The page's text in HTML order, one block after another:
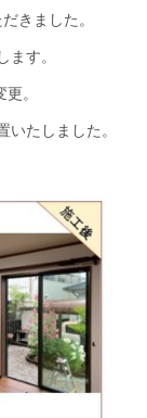
きました。
す。
。
たしました。